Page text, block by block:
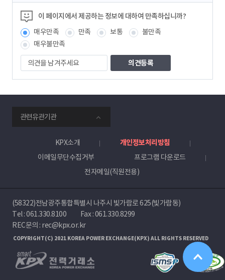
츠
정
보
책
임
자
이 페이지에서 제공하는 정보에 대하여 만족하십니까?
매우만족
만족 보통
불만족
매우불만족
의
견
을
겨
주
세
요
관련유관기관
KPX소개
개인정보처리방침
이메일무단수집거부
프로그램 다운로드
전자메일(직원전용)
(58322)전남광주통합특별시 나주시 빛가람로 625(빛가람동)
Tel :061.330.8100
Fax : 061.330.8299
REC문의 : rec@kpx.or.kr
COPYRIGHT(C) 2021 KOREA POWER EXCHANGE(KPX) ALL RIGHTS RESERVED